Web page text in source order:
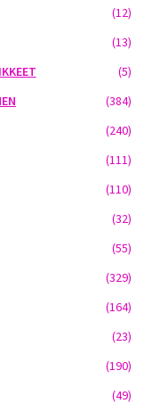
(12)
(13)
(5)
(384)
(240)
(111)
(110)
(32)
(55)
(329)
(164)
(23)
(190)
(49)